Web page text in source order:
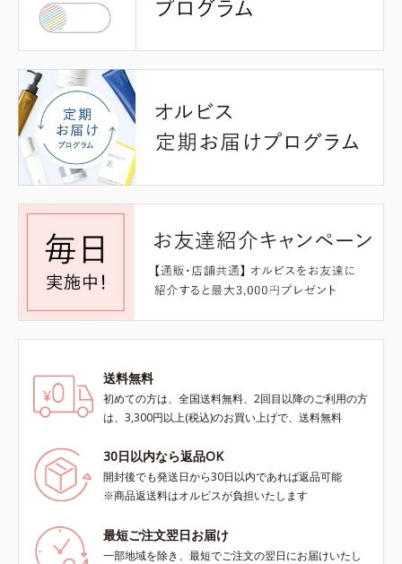
送料無料
初めての方は、全国送料無料、2回目以降のご利用の方
は、3,300円以上(税込)のお買い上げで、送料無料
30日以内なら返品OK
開封後でも発送日から30日以内であれば返品可能
※商品返送料はオルビスが負担いたします
最短ご注文翌日お届け
一部地域を除き、最短でご注文の翌日にお届けいたし